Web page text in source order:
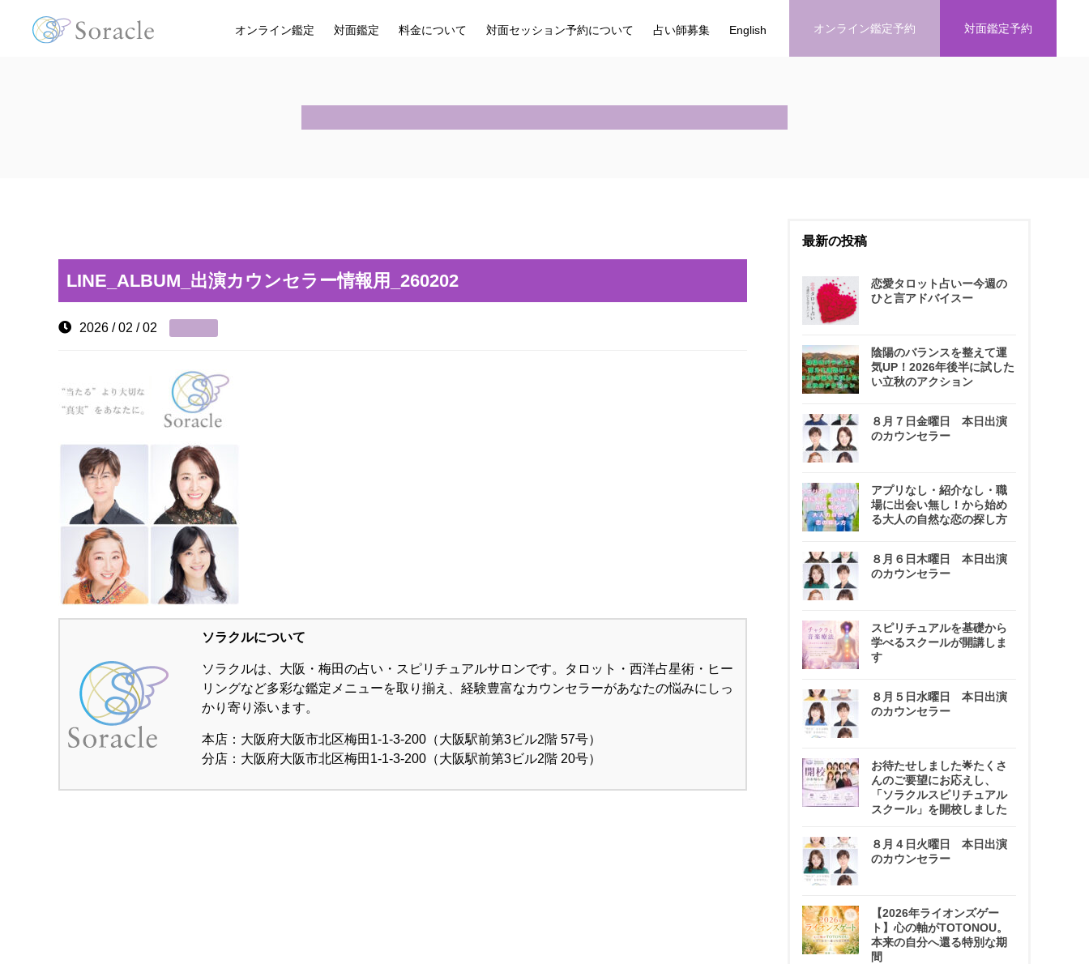
オンライン鑑定 対面鑑定 料金について 対面セッション予約について 占い師募集 English オンライン鑑定予約 対面鑑定予約
LINE_ALBUM_出演カウンセラー情報用_260202
2026 / 02 / 02
ソラクルについて
ソラクルは、大阪・梅田の占い・スピリチュアルサロンです。タロット・西洋占星術・ヒー
リングなど多彩な鑑定メニューを取り揃え、経験豊富なカウンセラーがあなたの悩みにしっ
かり寄り添います。
本店：大阪府大阪市北区梅田1-1-3-200（大阪駅前第3ビル2階 57号）
分店：大阪府大阪市北区梅田1-1-3-200（大阪駅前第3ビル2階 20号）
最新の投稿
恋愛タロット占いー今週の
ひと言アドバイスー
陰陽のバランスを整えて運
気UP！2026年後半に試した
い立秋のアクション
８月７日金曜日 本日出演
のカウンセラー
アプリなし・紹介なし・職
場に出会い無し！から始め
る大人の自然な恋の探し方
８月６日木曜日 本日出演
のカウンセラー
スピリチュアルを基礎から
学べるスクールが開講しま
す
８月５日水曜日 本日出演
のカウンセラー
お待たせしました🌟たくさ
んのご要望にお応えし、
「ソラクルスピリチュアル
スクール」を開校しました
８月４日火曜日 本日出演
のカウンセラー
【2026年ライオンズゲー
ト】心の軸がTOTONOU。
本来の自分へ還る特別な期
間